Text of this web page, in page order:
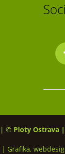
| © Ploty Ostrava
| Grafika,